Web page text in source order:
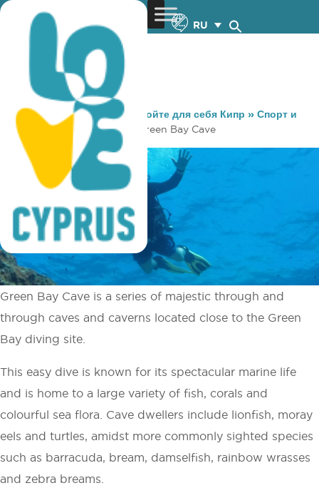
RU
You are here: Home »Откройте для себя Кипр » Спорт и
Тренировки
» Дайвинг Green Bay Cave
Green Bay Cave is a series of majestic through and
through caves and caverns located close to the Green
Bay diving site.
This easy dive is known for its spectacular marine life
and is home to a large variety of fish, corals and
colourful sea flora. Cave dwellers include lionfish, moray
eels and turtles, amidst more commonly sighted species
such as barracuda, bream, damselfish, rainbow wrasses
and zebra breams.